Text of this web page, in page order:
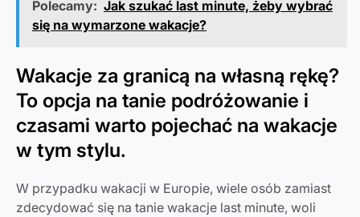
Polecamy: Jak szukać last minute, żeby wybrać
się na wymarzone wakacje?
Wakacje za granicą na własną rękę?
To opcja na tanie podróżowanie i
czasami warto pojechać na wakacje
w tym stylu.
W przypadku wakacji w Europie, wiele osób zamiast
zdecydować się na tanie wakacje last minute, woli